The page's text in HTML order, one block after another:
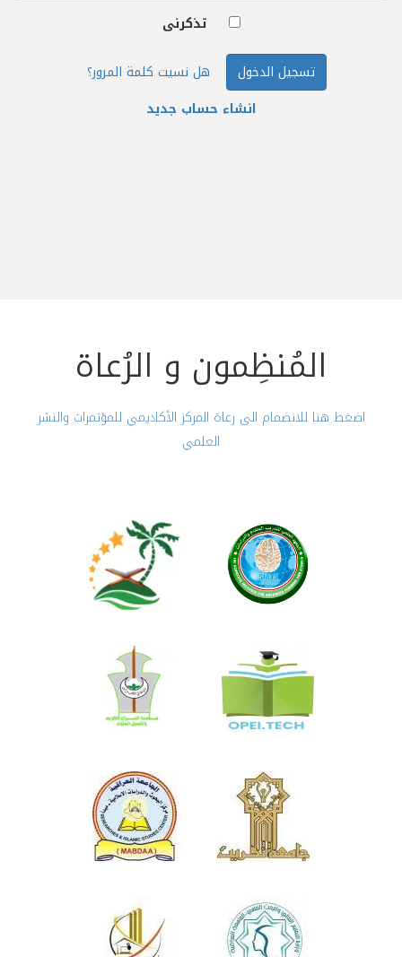
تذكرنى
تسجيل الدخول
هل نسيت كلمة المرور؟
انشاء حساب جديد
المُنظِمون و الرُعاة
اضغط هنا للانضمام الى رعاة المركز الأكاديمي للمؤتمرات والنشر
العلمي